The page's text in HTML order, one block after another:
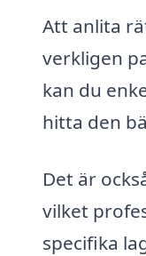
Att anlita
verkligen
kan du
hitta den
Det är
vilket
specifika